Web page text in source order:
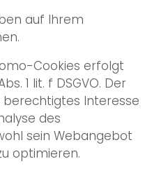
auf Ihrem
Cookies erfolgt
1 lit. f DSGVO. Der
Interesse
des
sein Webangebot
optimieren.